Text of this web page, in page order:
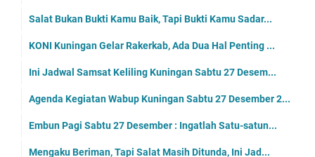
Salat Bukan Bukti Kamu Baik, Tapi Bukti Kamu Sadar...
KONI Kuningan Gelar Rakerkab, Ada Dua Hal Penting ...
Ini Jadwal Samsat Keliling Kuningan Sabtu 27 Desem...
Agenda Kegiatan Wabup Kuningan Sabtu 27 Desember 2...
Embun Pagi Sabtu 27 Desember : Ingatlah Satu-satun...
Mengaku Beriman, Tapi Salat Masih Ditunda, Ini Jad...